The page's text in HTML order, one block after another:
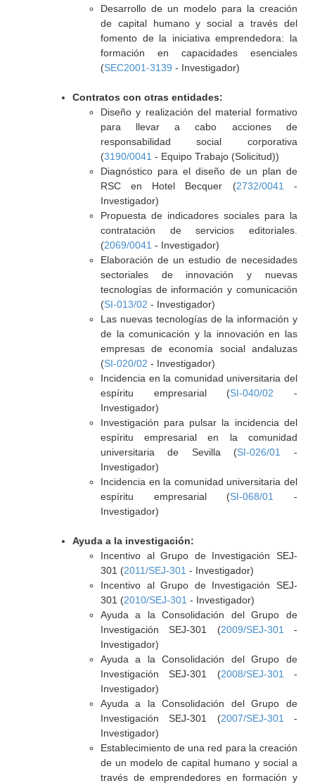
Desarrollo de un modelo para la creación
de capital humano y social a través del
fomento de la iniciativa emprendedora: la
formación en capacidades esenciales
(SEC2001-3139 - Investigador)
Contratos con otras entidades:
Diseño y realización del material formativo
para llevar a cabo acciones de
responsabilidad social corporativa
(3190/0041 - Equipo Trabajo (Solicitud))
Diagnóstico para el diseño de un plan de
RSC en Hotel Becquer (2732/0041
-
Investigador)
Propuesta de indicadores sociales para la
contratación de servicios editoriales.
(2069/0041 - Investigador)
Elaboración de un estudio de necesidades
sectoriales de innovación y nuevas
tecnologías de información y comunicación
(SI-013/02 - Investigador)
Las nuevas tecnologías de la información y
de la comunicación y la innovación en las
empresas de economía social andaluzas
(SI-020/02 - Investigador)
Incidencia en la comunidad universitaria del
espíritu empresarial (SI-040/02 -
Investigador)
Investigación para pulsar la incidencia del
espíritu empresarial en la comunidad
universitaria de Sevilla (SI-026/01
-
Investigador)
Incidencia en la comunidad universitaria del
espíritu empresarial (SI-068/01
-
Investigador)
Ayuda a la investigación:
Incentivo al Grupo de Investigación SEJ-
301 (2011/SEJ-301 - Investigador)
Incentivo al Grupo de Investigación SEJ-
301 (2010/SEJ-301 - Investigador)
Ayuda a la Consolidación del Grupo de
Investigación SEJ-301 (2009/SEJ-301
-
Investigador)
Ayuda a la Consolidación del Grupo de
Investigación SEJ-301 (2008/SEJ-301
-
Investigador)
Ayuda a la Consolidación del Grupo de
Investigación SEJ-301 (2007/SEJ-301
-
Investigador)
Establecimiento de una red para la creación
de un modelo de capital humano y social a
través de emprendedores en formación y